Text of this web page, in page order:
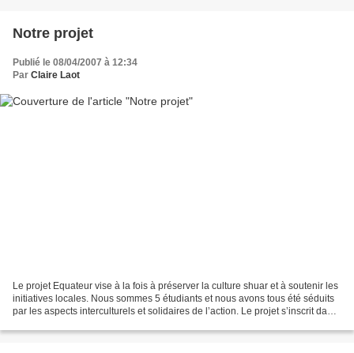
Notre projet
Publié le 08/04/2007 à 12:34
Par Claire Laot
Le projet Equateur vise à la fois à préserver la culture shuar et à soutenir les
initiatives locales. Nous sommes 5 étudiants et nous avons tous été séduits
par les aspects interculturels et solidaires de l’action. Le projet s’inscrit dans